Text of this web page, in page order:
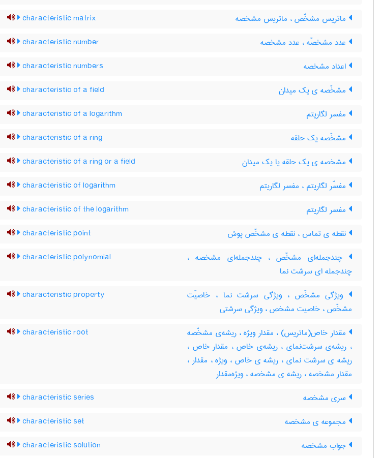
ماتریس مشخّص ، ماتریس مشخصه characteristic matrix
عدد مشخصّه ، عدد مشخصه characteristic number
اعداد مشخصه characteristic numbers
مشخّصه ی یک میدان characteristic of a field
مفسر لگاریتم characteristic of a logarithm
مشخّصه یک حلقه characteristic of a ring
مشخصه ی یک حلقه یا یک میدان characteristic of a ring or a field
مفسّر لگاریتم ، مفسر لگاریتم characteristic of logarithm
مفسر لگاریتم characteristic of the logarithm
نقطه ی تماس ، نقطه ی مشخّص پوش characteristic point
چندجمله‌ای مشخّص ، چندجمله‌ای مشخصه ،
چندجمله ای سرشت نما
characteristic polynomial
ویژگی مشخّص ، ویژگی سرشت نما ، خاصیّت
مشخّص ، خاصیت مشخص ، ویژگی سرشتی
characteristic property
مقدار خاص(ماتریس) ، مقدار ویژه ، ریشه‌ی مشخّصه
، ریشه‌ی سرشت‌نمای ، ریشه‌ی خاص ، مقدار خاص ،
ریشه ی سرشت نمای ، ریشه ی خاص ، ویژه ، مقدار ،
مقدار مشخصه ، ریشه ی مشخصه ، ویژه‌مقدار
characteristic root
سری مشخصه characteristic series
مجموعه ی مشخصه characteristic set
جواب مشخصه characteristic solution